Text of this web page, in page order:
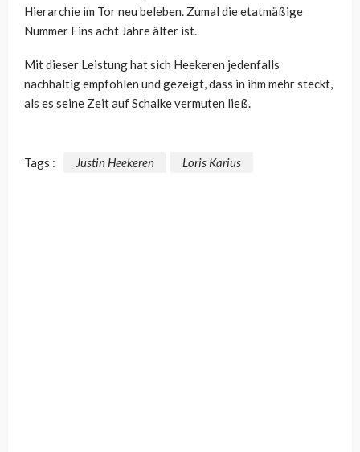
Hierarchie im Tor neu beleben. Zumal die etatmäßige
Nummer Eins acht Jahre älter ist.
Mit dieser Leistung hat sich Heekeren jedenfalls
nachhaltig empfohlen und gezeigt, dass in ihm mehr steckt,
als es seine Zeit auf Schalke vermuten ließ.
Tags : Justin Heekeren Loris Karius